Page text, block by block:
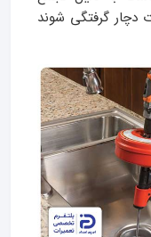
دچار گرفتگی شوند